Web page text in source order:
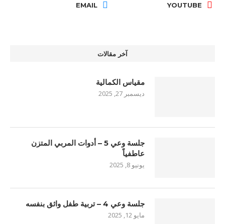
YOUTUBE
EMAIL
آخر مقالات
مقياس الكمالية
ديسمبر 27, 2025
جلسة وعي 5 – أدوات المربي المتزن
عاطفياً
يونيو 8, 2025
جلسة وعي 4 – تربية طفل واثق بنفسه
مايو 12, 2025